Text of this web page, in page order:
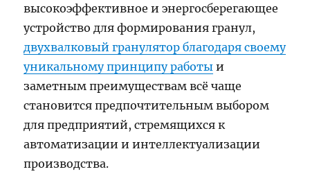
высокоэффективное и энергосберегающее
устройство для формирования гранул,
двухвалковый гранулятор благодаря своему
уникальному принципу работы и
заметным преимуществам всё чаще
становится предпочтительным выбором
для предприятий, стремящихся к
автоматизации и интеллектуализации
производства.